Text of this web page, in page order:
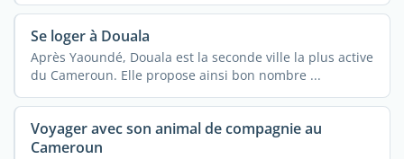
Se loger à Douala
Après Yaoundé, Douala est la seconde ville la plus active
du Cameroun. Elle propose ainsi bon nombre ...
Voyager avec son animal de compagnie au
Cameroun